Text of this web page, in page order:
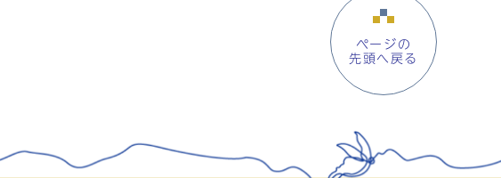
ページの
先頭へ戻る